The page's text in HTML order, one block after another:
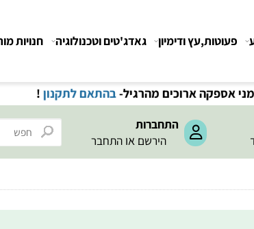
אספקה ארוכים מהרגיל-בהתאם לתקנון!
התחברות
הירשם או התחבר
ודימיון גאדג'טים וטכנולוגיה חנויות מותג